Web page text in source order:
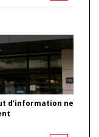
d’information ne